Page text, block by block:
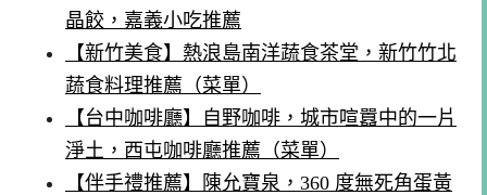
晶餃，嘉義小吃推薦
【新竹美食】熱浪島南洋蔬食茶堂，新竹竹北
蔬食料理推薦（菜單）
【台中咖啡廳】自野咖啡，城市喧囂中的一片
淨土，西屯咖啡廳推薦（菜單）
【伴手禮推薦】陳允寶泉，360 度無死角蛋黃